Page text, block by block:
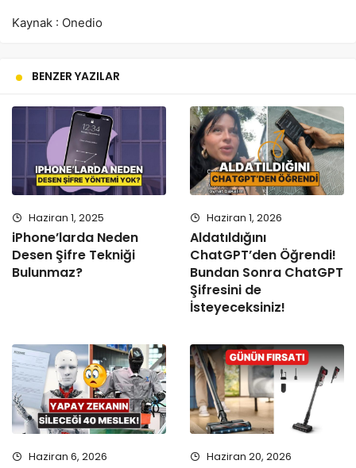
Kaynak : Onedio
BENZER YAZILAR
Haziran 1, 2025
iPhone’larda Neden
Desen Şifre Tekniği
Bulunmaz?
Haziran 1, 2026
Aldatıldığını
ChatGPT’den Öğrendi!
Bundan Sonra ChatGPT
Şifresini de
İsteyeceksiniz!
Haziran 6, 2026 Haziran 20, 2026